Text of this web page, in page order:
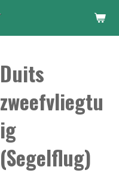
Duits
zweefvliegtu
ig
(Segelflug)